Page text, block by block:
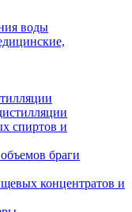
воды
спиртов и
браги
концентратов и